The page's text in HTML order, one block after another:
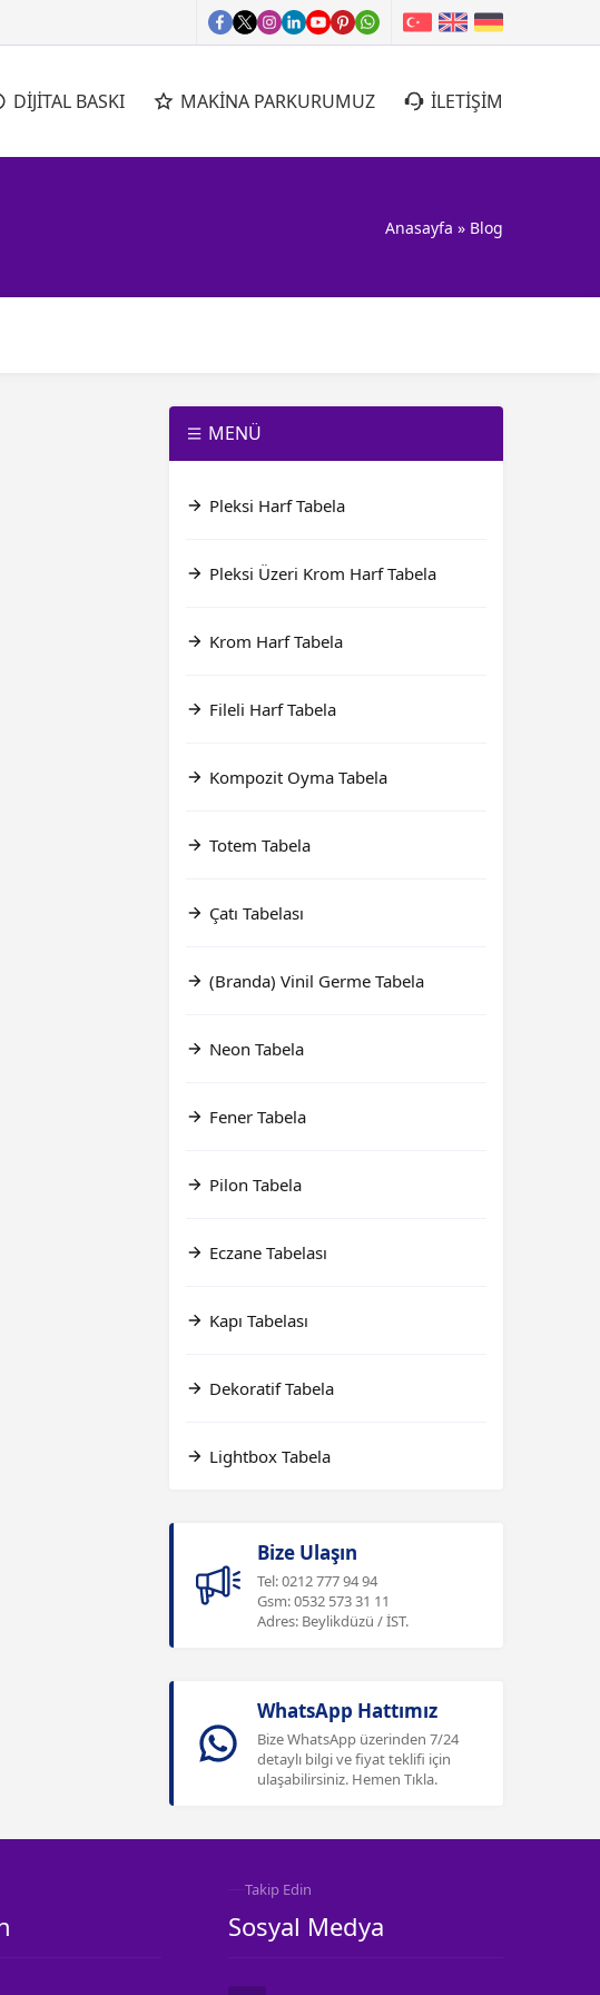
DİJİTAL BASKI MAKİNA PARKURUMUZ İLETİŞİM
Anasayfa » Blog
MENÜ
Pleksi Harf Tabela
Pleksi Üzeri Krom Harf Tabela
Krom Harf Tabela
Fileli Harf Tabela
Kompozit Oyma Tabela
Totem Tabela
Çatı Tabelası
(Branda) Vinil Germe Tabela
Neon Tabela
Fener Tabela
Pilon Tabela
Eczane Tabelası
Kapı Tabelası
Dekoratif Tabela
Lightbox Tabela
Bize Ulaşın
Tel: 0212 777 94 94
Gsm: 0532 573 31 11
Adres: Beylikdüzü / İST.
WhatsApp Hattımız
Bize WhatsApp üzerinden 7/24
detaylı bilgi ve fiyat teklifi için
ulaşabilirsiniz. Hemen Tıkla.
Takip Edin
Sosyal Medya